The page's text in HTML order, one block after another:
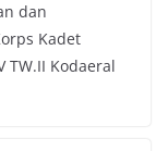
dan
Kadet
TW.II Kodaeral